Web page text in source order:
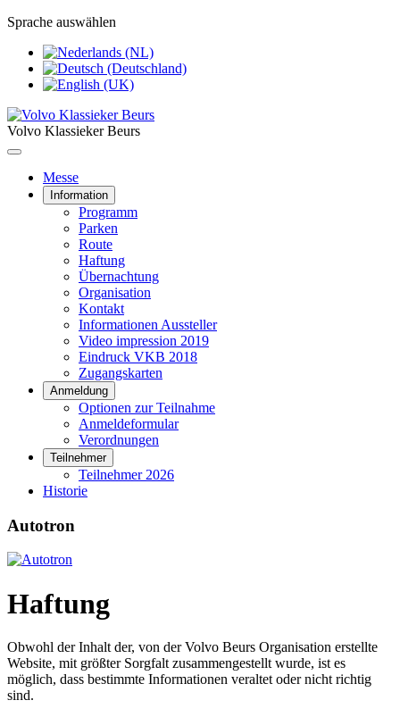
Sprache auswählen
Volvo Klassieker Beurs
Messe
Information
Programm
Parken
Route
Haftung
Übernachtung
Organisation
Kontakt
Informationen Aussteller
Video impression 2019
Eindruck VKB 2018
Zugangskarten
Anmeldung
Optionen zur Teilnahme
Anmeldeformular
Verordnungen
Teilnehmer
Teilnehmer 2026
Historie
Autotron
Haftung
Obwohl der Inhalt der, von der Volvo Beurs Organisation erstellte
Website, mit größter Sorgfalt zusammengestellt wurde, ist es
möglich, dass bestimmte Informationen veraltet oder nicht richtig
sind.